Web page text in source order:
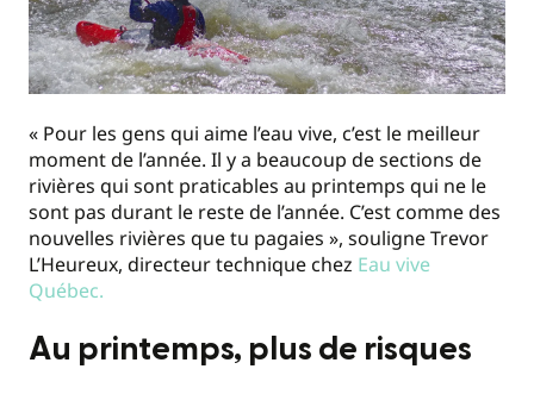
« Pour les gens qui aime l’eau vive, c’est le meilleur
moment de l’année. Il y a beaucoup de sections de
rivières qui sont praticables au printemps qui ne le
sont pas durant le reste de l’année. C’est comme des
nouvelles rivières que tu pagaies », souligne Trevor
L’Heureux, directeur technique chez Eau vive
Québec.
Au printemps, plus de risques